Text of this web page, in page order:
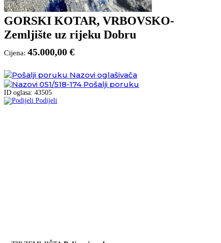
GORSKI KOTAR, VRBOVSKO-
Zemljište uz rijeku Dobru
Cijena: 45.000,00 €
Nazovi oglašivača
051/518-174 Pošalji poruku
ID oglasa: 43505
Podijeli